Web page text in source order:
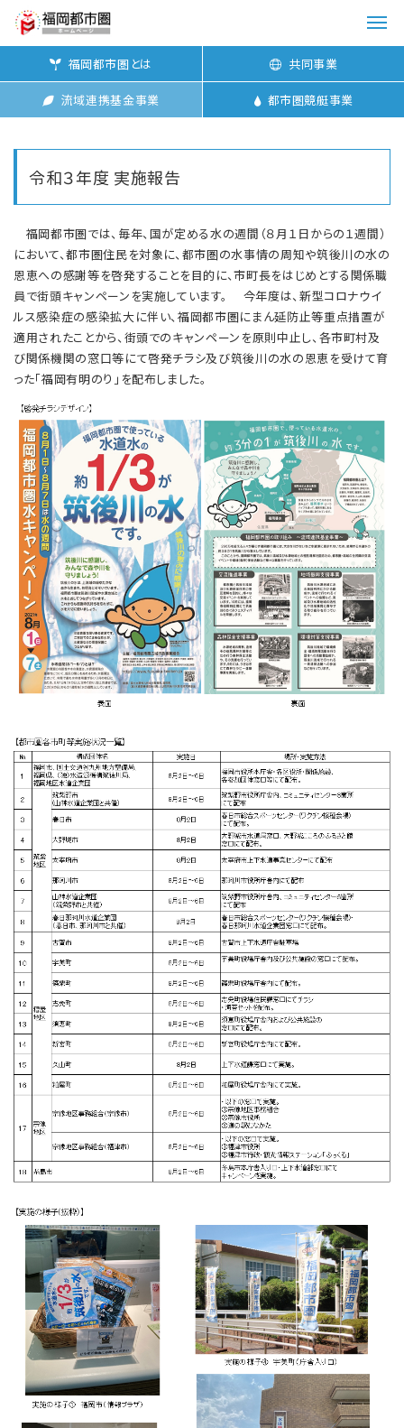
メ
を
福岡都市圏とは 共同事業
流域連携基金事業 都市圏競艇事業
令和３年度 実施報告
福岡都市圏では、毎年、国が定める水の週間（８月１日からの１週間）
において、都市圏住民を対象に、都市圏の水事情の周知や筑後川の水の
恩恵への感謝等を啓発することを目的に、市町長をはじめとする関係職
員で街頭キャンペーンを実施しています。 今年度は、新型コロナウイ
ルス感染症の感染拡大に伴い、福岡都市圏にまん延防止等重点措置が
適用されたことから、街頭でのキャンペーンを原則中止し、各市町村及
び関係機関の窓口等にて啓発チラシ及び筑後川の水の恩恵を受けて育
った「福岡有明のり」を配布しました。